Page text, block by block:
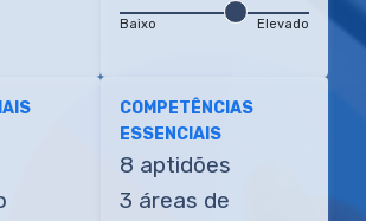
Baixo Elevado
COMPETÊNCIAS
ESSENCIAIS
8 aptidões
3 áreas de